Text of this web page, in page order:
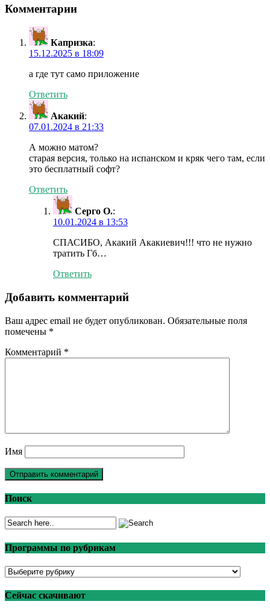
Комментарии
Капризка:
15.12.2025 в 18:09
а где тут само приложение
Ответить
Акакий:
07.01.2024 в 21:33
А можно матом?
старая версия, только на испанском и кряк чего там, если
это бесплатный софт?
Ответить
Серго О.:
10.01.2024 в 13:53
СПАСИБО, Акакий Акакиевич!!! что не нужно
тратить Гб…
Ответить
Добавить комментарий
Ваш адрес email не будет опубликован. Обязательные поля
помечены *
Комментарий *
Имя
Поиск
Программы по рубрикам
Программы
рубрикам
Сейчас скачивают